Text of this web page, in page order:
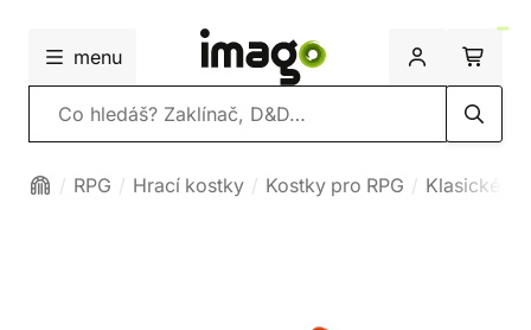
menu
Vyhledávání
RPG Hrací kostky Kostky pro RPG Klasické